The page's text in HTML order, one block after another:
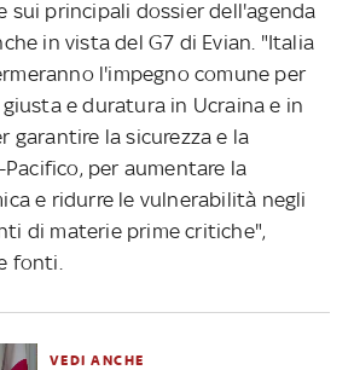
sui principali dossier dell'agenda
in vista del G7 di Evian. "Italia
l'impegno comune per
e duratura in Ucraina e in
garantire la sicurezza e la
per aumentare la
e ridurre le vulnerabilità negli
di materie prime critiche",
fonti.
VEDI ANCHE